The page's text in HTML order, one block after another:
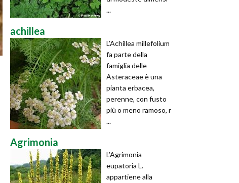
...
achillea
L’Achillea millefolium
fa parte della
famiglia delle
Asteraceae è una
pianta erbacea,
perenne, con fusto
più o meno ramoso, r
...
Agrimonia
L’Agrimonia
eupatoria L.
appartiene alla